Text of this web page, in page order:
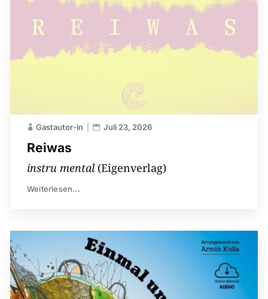
Reiwas
Gastautor-in Juli 23, 2026
instru mental(Eigenverlag)
Weiterlesen...